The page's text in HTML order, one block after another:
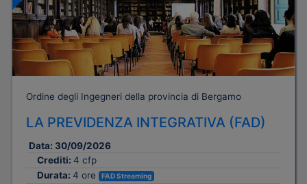
Ordine degli Ingegneri della provincia di Bergamo
LA PREVIDENZA INTEGRATIVA (FAD)
Data: 30/09/2026
Crediti: 4 cfp
Durata: 4 ore FAD Streaming